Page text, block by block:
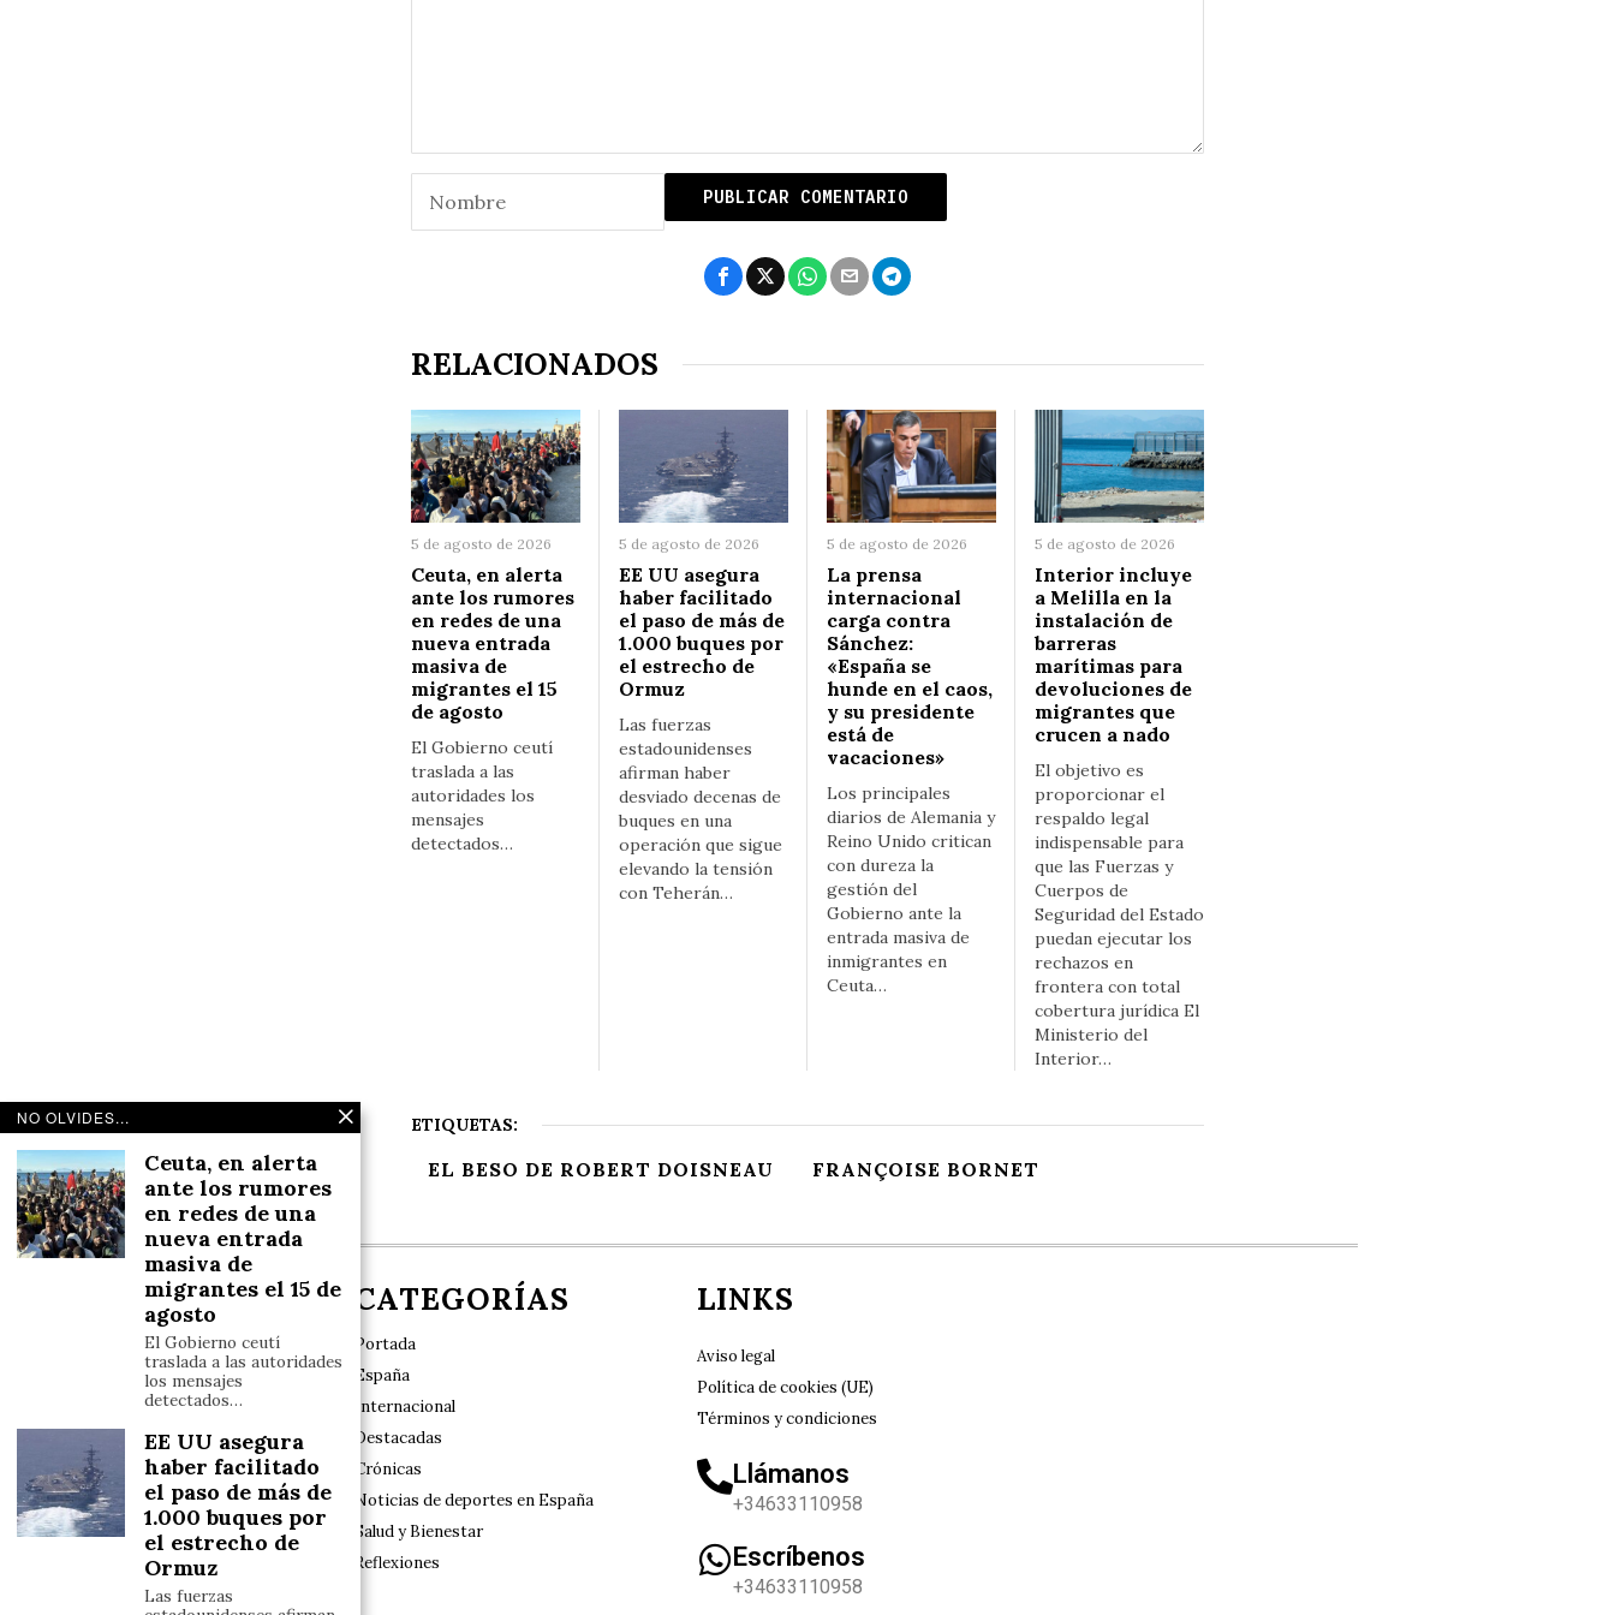
RELACIONADOS
5 de agosto de 2026
Ceuta, en alerta
ante los rumores
en redes de una
nueva entrada
masiva de
migrantes el 15
de agosto
El Gobierno ceutí
traslada a las
autoridades los
mensajes
detectados…
5 de agosto de 2026
EE UU asegura
haber facilitado
el paso de más de
1.000 buques por
el estrecho de
Ormuz
Las fuerzas
estadounidenses
afirman haber
desviado decenas de
buques en una
operación que sigue
elevando la tensión
con Teherán…
5 de agosto de 2026
La prensa
internacional
carga contra
Sánchez:
«España se
hunde en el caos,
y su presidente
está de
vacaciones»
Los principales
diarios de Alemania y
Reino Unido critican
con dureza la
gestión del
Gobierno ante la
entrada masiva de
inmigrantes en
Ceuta…
5 de agosto de 2026
Interior incluye
a Melilla en la
instalación de
barreras
marítimas para
devoluciones de
migrantes que
crucen a nado
El objetivo es
proporcionar el
respaldo legal
indispensable para
que las Fuerzas y
Cuerpos de
Seguridad del Estado
puedan ejecutar los
rechazos en
frontera con total
cobertura jurídica El
Ministerio del
Interior…
ETIQUETAS:
EL BESO DE ROBERT DOISNEAU FRANÇOISE BORNET
NOSOTROS
Nuestro sello de identidad es el rigor y las
exclusivas, con especial respeto a la
diversidad y a los valores tradicionales en el
marco del Estado de Derecho constitucional
CATEGORÍAS
Portada
España
Internacional
Destacadas
Crónicas
Noticias de deportes en España
Salud y Bienestar
Reflexiones
LINKS
Aviso legal
Política de cookies (UE)
Términos y condiciones
Llámanos
+34633110958
Escríbenos
+34633110958
NO OLVIDES...
Ceuta, en alerta
ante los rumores
en redes de una
nueva entrada
masiva de
migrantes el 15 de
agosto
El Gobierno ceutí
traslada a las autoridades
los mensajes
detectados…
EE UU asegura
haber facilitado
el paso de más de
1.000 buques por
el estrecho de
Ormuz
Las fuerzas